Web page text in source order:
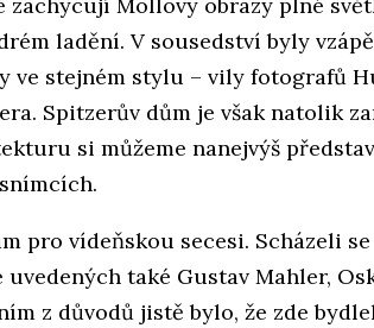
zachycují Mollovy obrazy plné
ladění. V sousedství byly
ve stejném stylu – vily fotografů
Spitzerův dům je však natolik
si můžeme nanejvýš
pro vídeňskou secesi. Scházeli
také Gustav Mahler,
z důvodů jistě bylo, že zde